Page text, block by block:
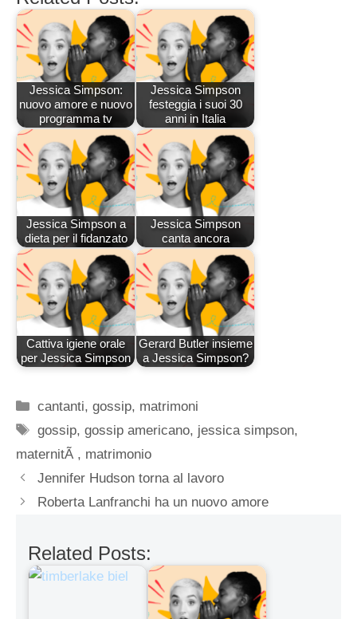
Jessica Simpson:
nuovo amore e nuovo
programma tv
Jessica Simpson
festeggia i suoi 30
anni in Italia
Jessica Simpson a
dieta per il fidanzato
Jessica Simpson
canta ancora
Cattiva igiene orale
per Jessica Simpson
Gerard Butler insieme
a Jessica Simpson?
Categorie
cantanti,gossip, matrimoni
Tag
gossip,gossip americano, jessica simpson,
maternitÃ , matrimonio
Jennifer Hudson torna al lavoro
Roberta Lanfranchi ha un nuovo amore
Related Posts: